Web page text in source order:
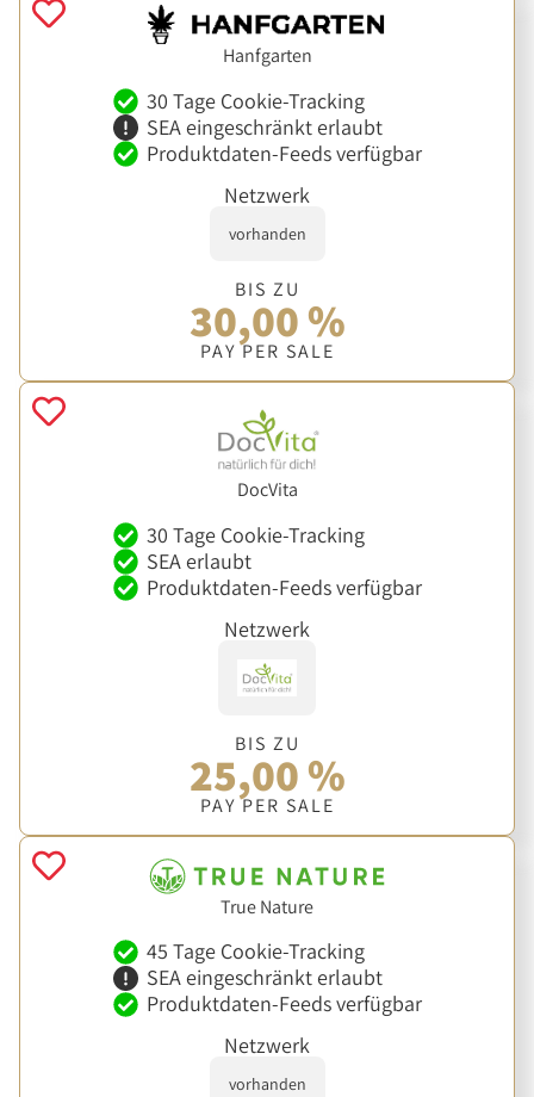
Hanfgarten
30 Tage Cookie-Tracking
SEA eingeschränkt erlaubt
Produktdaten-Feeds verfügbar
Netzwerk
vorhanden
BIS ZU
30,00 %
PAY PER SALE
DocVita
30 Tage Cookie-Tracking
SEA erlaubt
Produktdaten-Feeds verfügbar
Netzwerk
BIS ZU
25,00 %
PAY PER SALE
True Nature
45 Tage Cookie-Tracking
SEA eingeschränkt erlaubt
Produktdaten-Feeds verfügbar
Netzwerk
vorhanden